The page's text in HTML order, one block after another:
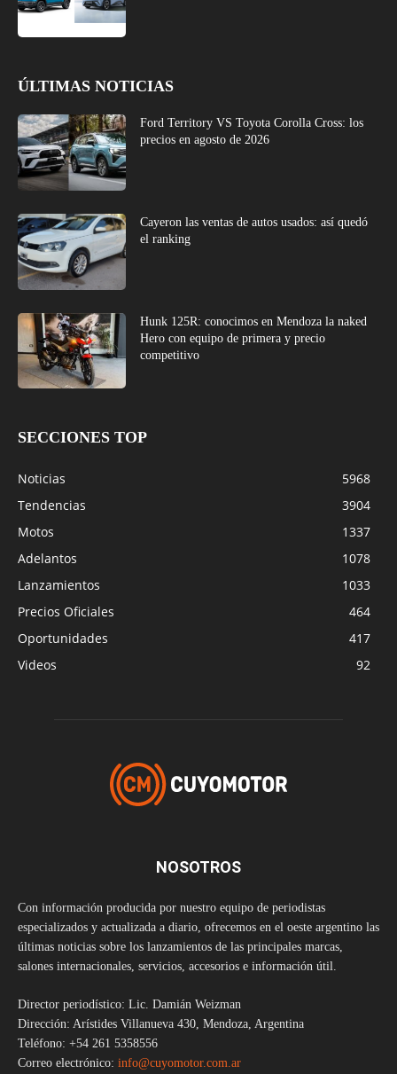
ÚLTIMAS NOTICIAS
Ford Territory VS Toyota Corolla Cross: los
precios en agosto de 2026
Cayeron las ventas de autos usados: así quedó
el ranking
Hunk 125R: conocimos en Mendoza la naked
Hero con equipo de primera y precio
competitivo
SECCIONES TOP
Noticias
5968
Tendencias
3904
Motos
1337
Adelantos
1078
Lanzamientos
1033
Precios Oficiales
464
Oportunidades
417
Videos
92
NOSOTROS
Con información producida por nuestro equipo de periodistas
especializados y actualizada a diario, ofrecemos en el oeste argentino las
últimas noticias sobre los lanzamientos de las principales marcas,
salones internacionales, servicios, accesorios e información útil.
Director periodístico: Lic. Damián Weizman
Dirección: Arístides Villanueva 430, Mendoza, Argentina
Teléfono: +54 261 5358556
Correo electrónico: info@cuyomotor.com.ar